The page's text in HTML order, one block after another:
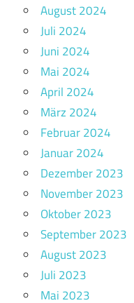
August 2024
Juli 2024
Juni 2024
Mai 2024
April 2024
März 2024
Februar 2024
Januar 2024
Dezember 2023
November 2023
Oktober 2023
September 2023
August 2023
Juli 2023
Mai 2023